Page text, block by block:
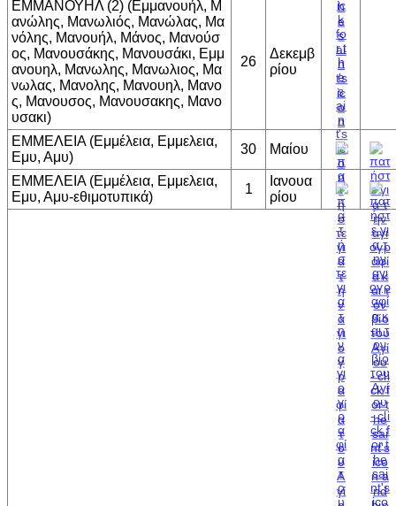
ΕΜΜΑΝΟΥΗΛ (2) (Εμμανουήλ, Μ
ανώλης, Μανωλιός, Μανώλας, Μα
νόλης, Μανουήλ, Μάνος, Μανούσ
ος, Μανουσάκης, Μανουσάκι, Εμμ
ανουηλ, Μανωλης, Μανωλιος, Μα
νωλας, Μανολης, Μανουηλ, Μανο
ς, Μανουσος, Μανουσακης, Μανο
υσακι)
26
Δεκεμβ
ρίου
ΕΜΜΕΛΕΙΑ (Εμμέλεια, Εμμελεια,
Εμυ, Αμυ)
30 Μαίου
ΕΜΜΕΛΕΙΑ (Εμμέλεια, Εμμελεια,
Εμυ, Αμυ-εθιμοτυπικά)
1
Ιανουα
ρίου